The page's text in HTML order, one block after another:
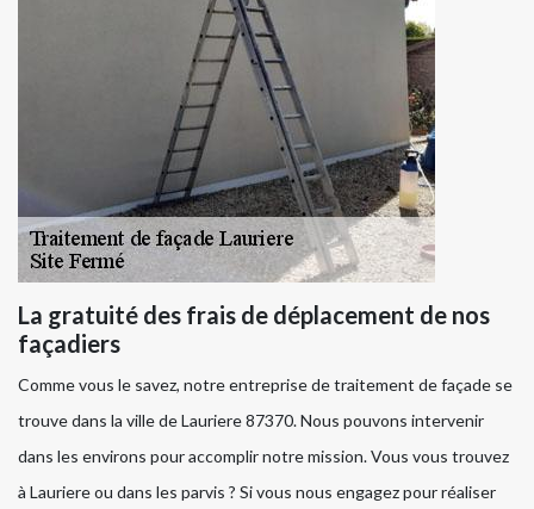
La gratuité des frais de déplacement de nos
façadiers
Comme vous le savez, notre entreprise de traitement de façade se
trouve dans la ville de Lauriere 87370. Nous pouvons intervenir
dans les environs pour accomplir notre mission. Vous vous trouvez
à Lauriere ou dans les parvis ? Si vous nous engagez pour réaliser